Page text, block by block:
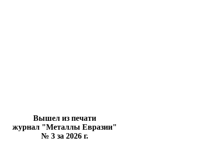
Вышел из печати
журнал "Металлы Евразии"
№ 3 за 2026 г.